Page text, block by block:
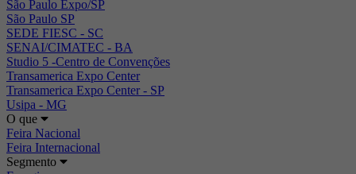
São Paulo Expo/SP
São Paulo SP
SEDE FIESC - SC
SENAI/CIMATEC - BA
Studio 5 -Centro de Convenções
Transamerica Expo Center
Transamerica Expo Center - SP
Usipa - MG
O que
Feira Nacional
Feira Internacional
Segmento